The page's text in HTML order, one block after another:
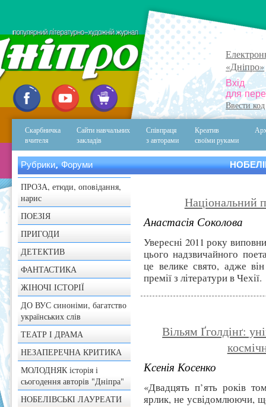
«Дніпро»
Вхід
для
Ввести
Скарбничка
вчителя
Сайти навчальних
закладів
Співпраця
з авторами
Креатив
своїми руками
Рубрики, Форуми
ПРОЗА, етюди, оповідання,
нарис
ПОЕЗІЯ
ПРИГОДИ
ДЕТЕКТИВ
ФАНТАСТИКА
ЖІНОЧІ ІСТОРІЇ
ДО ВУС синоніми, багатство
українських слів
ТЕАТР І ДРАМА
НЕЗАПЕРЕЧНА КРИТИКА
МОЛОДНЯК історія і
сьогодення авторів "Дніпра"
НОБЕЛІВСЬКІ ЛАУРЕАТИ
Національний
Анастасія Соколова
Увересні 2011 року
цього надзвичайного
це велике свято, адже
премії з літератури в Чехії.
Вільям Ґголдінґ:
Ксенія Косенко
«Двадцять п’ять років
ярлик, не усвідомлюючи,